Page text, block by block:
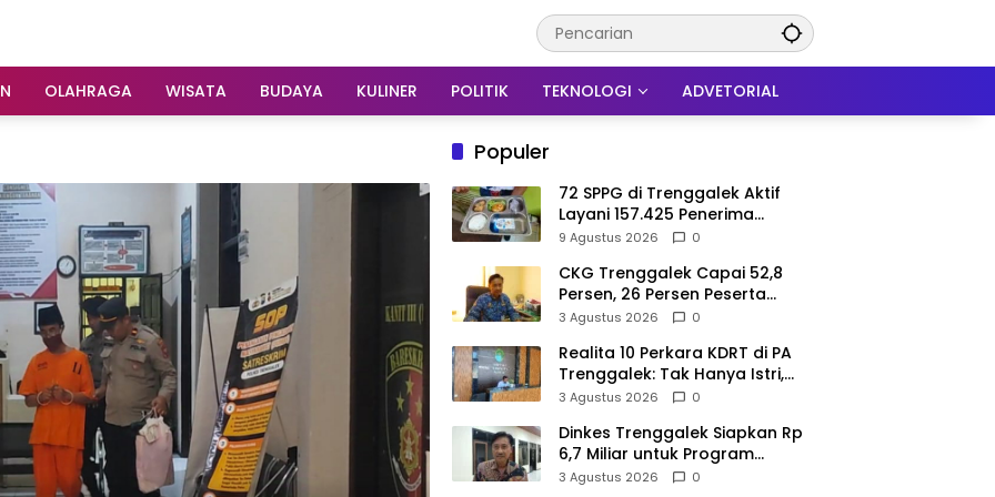
OLAHRAGA WISATA BUDAYA KULINER POLITIK TEKNOLOGI ADVETORIAL
Populer
72 SPPG di Trenggalek Aktif
Layani 157.425 Penerima
Manfaat MBG
9 Agustus 2026 0
CKG Trenggalek Capai 52,8
Persen, 26 Persen Peserta
Berpotensi Alami Masalah
3 Agustus 2026 0
Realita 10 Perkara KDRT di PA
Trenggalek: Tak Hanya Istri,
Suami Juga Jadi Korban
3 Agustus 2026 0
Dinkes Trenggalek Siapkan Rp
6,7 Miliar untuk Program
Kesehatan Masyarakat di 2027
3 Agustus 2026 0